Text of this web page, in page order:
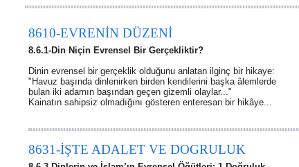
8610-EVRENİN DÜZENİ
8.6.1-Din Niçin Evrensel Bir Gerçekliktir?
Dinin evrensel bir gerçeklik olduğunu anlatan ilginç bir hikaye:
"Havuz başında dinlenirken birden kendilerini başka âlemlerde
bulan iki adamın başından geçen gizemli olaylar..."
Kainatın sahipsiz olmadığını gösteren enteresan bir hikâye...
8631-İŞTE ADALET VE DOGRULUK